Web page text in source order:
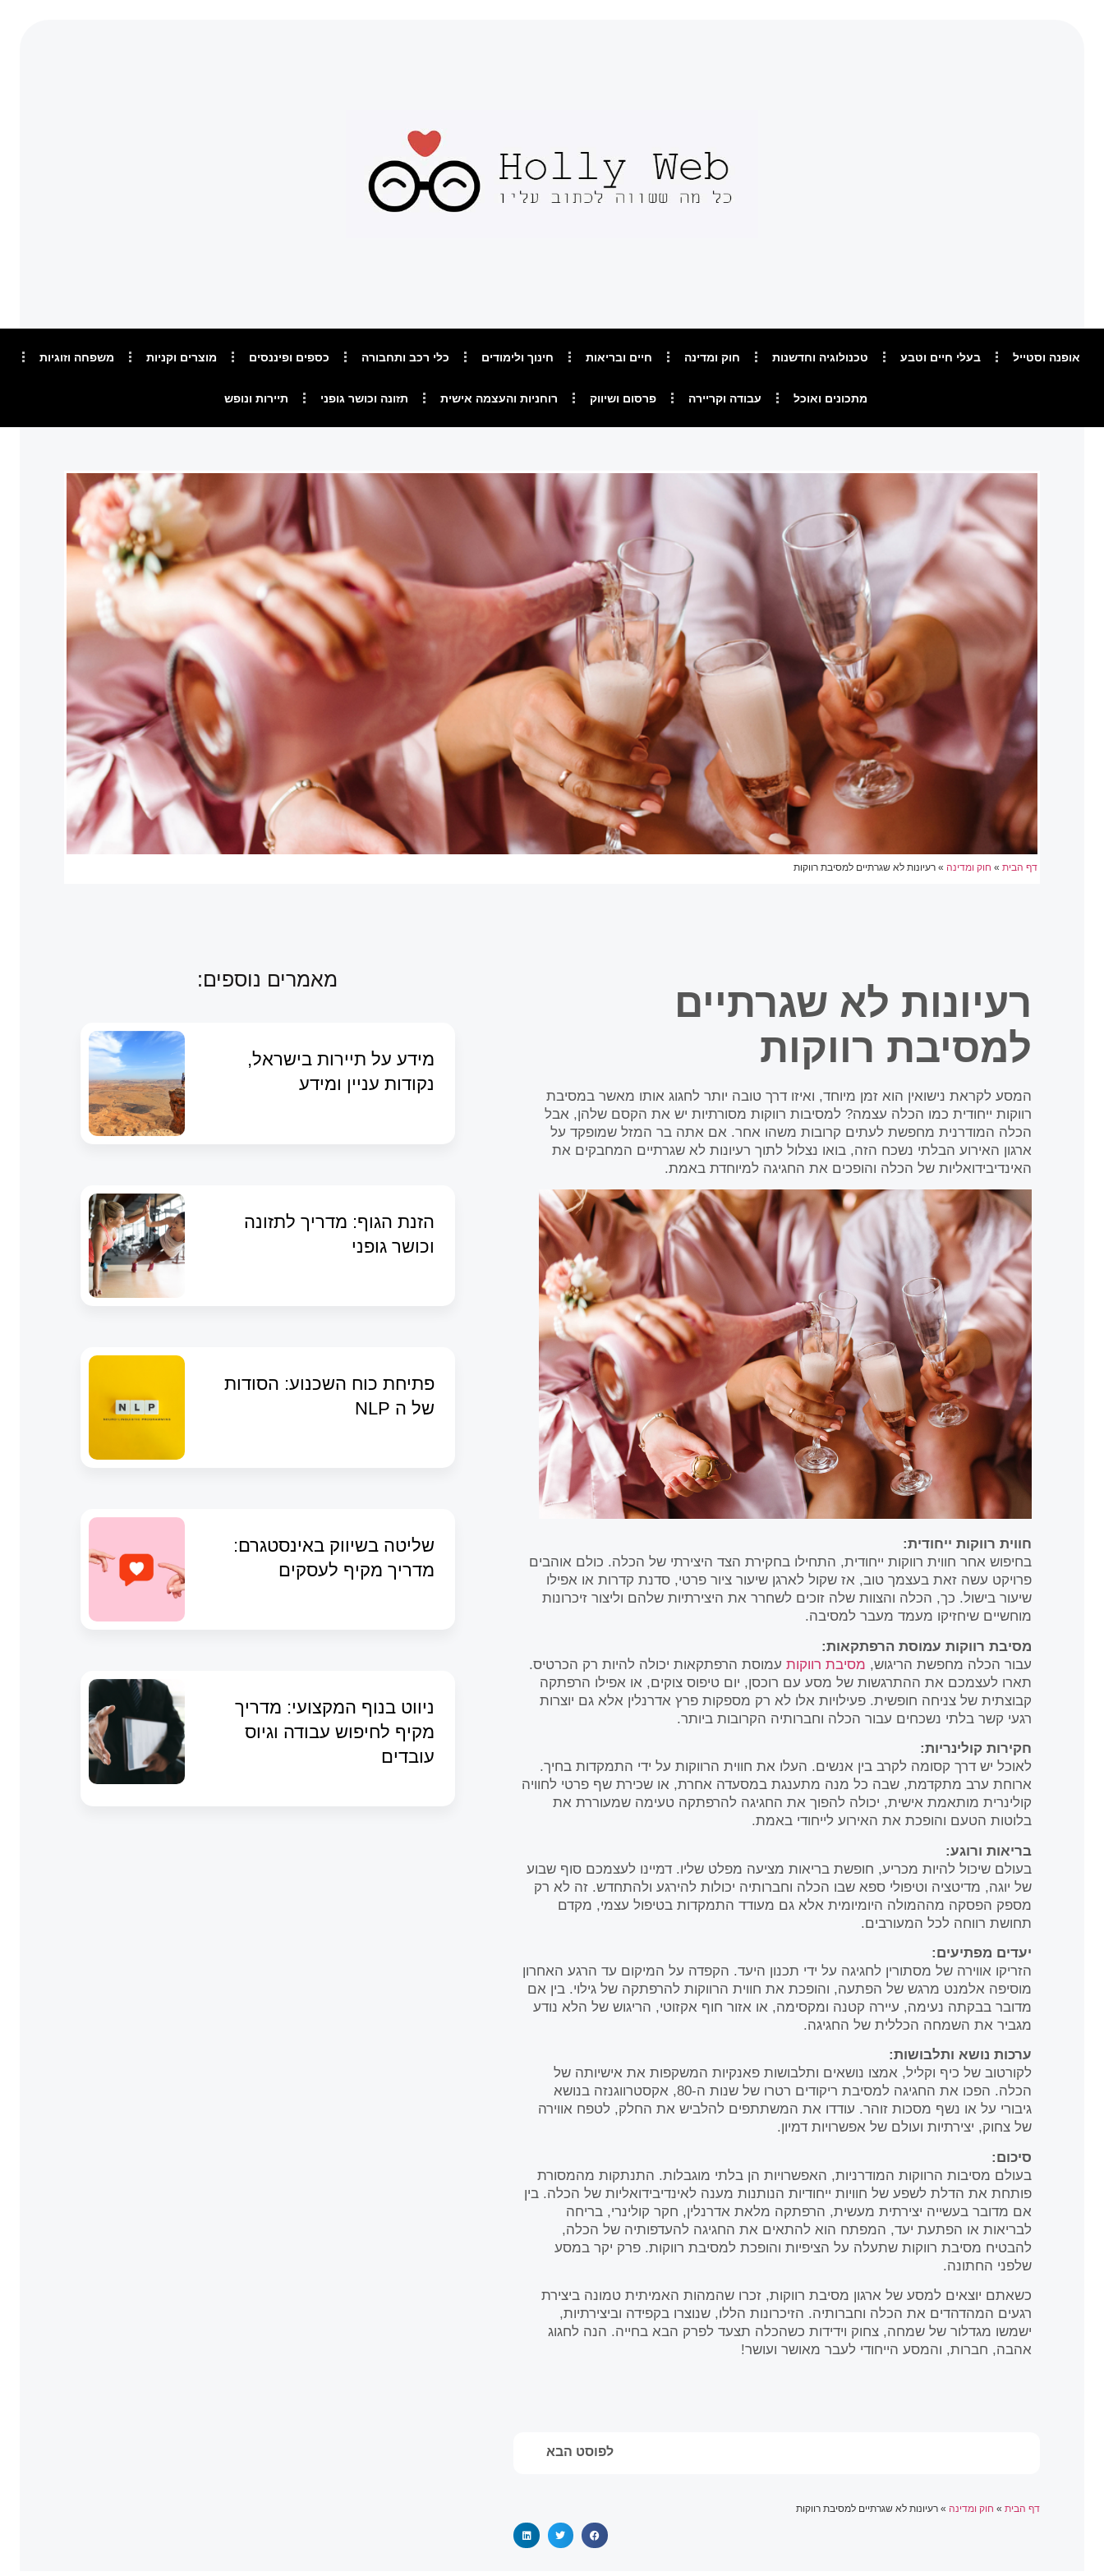
אופנה וסטייל בעלי חיים וטבע טכנולוגיה וחדשנות חוק ומדינה חיים ובריאות חינוך ולימודים כלי רכב ותחבורה כספים ופיננסים מוצרים וקניות משפחה וזוגיות
מתכונים ואוכל עבודה וקריירה פרסום ושיווק רוחניות והעצמה אישית תזונה וכושר גופני תיירות ונופש
דף הבית» חוק ומדינה » רעיונות לא שגרתיים למסיבת רווקות
רעיונות לא שגרתיים
למסיבת רווקות
המסע לקראת נישואין הוא זמן מיוחד, ואיזו דרך טובה יותר לחגוג אותו מאשר במסיבת
רווקות ייחודית כמו הכלה עצמה? למסיבות רווקות מסורתיות יש את הקסם שלהן, אבל
הכלה המודרנית מחפשת לעתים קרובות משהו אחר. אם אתה בר המזל שמופקד על
ארגון האירוע הבלתי נשכח הזה, בואו נצלול לתוך רעיונות לא שגרתיים המחבקים את
האינדיבידואליות של הכלה והופכים את החגיגה למיוחדת באמת.
חווית רווקות ייחודית:
בחיפוש אחר חווית רווקות ייחודית, התחילו בחקירת הצד היצירתי של הכלה. כולם אוהבים
פרויקט עשה זאת בעצמך טוב, אז שקול לארגן שיעור ציור פרטי, סדנת קדרות או אפילו
שיעור בישול. כך, הכלה והצוות שלה זוכים לשחרר את היצירתיות שלהם וליצור זיכרונות
מוחשיים שיחזיקו מעמד מעבר למסיבה.
מסיבת רווקות עמוסת הרפתקאות:
עבור הכלה מחפשת הריגוש, מסיבת רווקותעמוסת הרפתקאות יכולה להיות רק הכרטיס.
תארו לעצמכם את ההתרגשות של מסע עם רוכסן, יום טיפוס צוקים, או אפילו הרפתקה
קבוצתית של צניחה חופשית. פעילויות אלו לא רק מספקות פרץ אדרנלין אלא גם יוצרות
רגעי קשר בלתי נשכחים עבור הכלה וחברותיה הקרובות ביותר.
חקירות קולינריות:
לאוכל יש דרך קסומה לקרב בין אנשים. העלו את חווית הרווקות על ידי התמקדות בחיך.
ארוחת ערב מתקדמת, שבה כל מנה מתענגת במסעדה אחרת, או שכירת שף פרטי לחוויה
קולינרית מותאמת אישית, יכולה להפוך את החגיגה להרפתקה טעימה שמעוררת את
בלוטות הטעם והופכת את האירוע לייחודי באמת.
בריאות ורוגע:
בעולם שיכול להיות מכריע, חופשת בריאות מציעה מפלט שליו. דמיינו לעצמכם סוף שבוע
של יוגה, מדיטציה וטיפולי ספא שבו הכלה וחברותיה יכולות להירגע ולהתחדש. זה לא רק
מספק הפסקה מההמולה היומיומית אלא גם מעודד התמקדות בטיפול עצמי, מקדם
תחושת רווחה לכל המעורבים.
יעדים מפתיעים:
הזריקו אווירה של מסתורין לחגיגה על ידי תכנון היעד. הקפדה על המיקום עד הרגע האחרון
מוסיפה אלמנט מרגש של הפתעה, והופכת את חווית הרווקות להרפתקה של גילוי. בין אם
מדובר בבקתה נעימה, עיירה קטנה ומקסימה, או אזור חוף אקזוטי, הריגוש של הלא נודע
מגביר את השמחה הכללית של החגיגה.
ערכות נושא ותלבושות:
לקורטוב של כיף וקליל, אמצו נושאים ותלבושות פאנקיות המשקפות את אישיותה של
הכלה. הפכו את החגיגה למסיבת ריקודים רטרו של שנות ה-80, אקסטרווגנזה בנושא
גיבורי על או נשף מסכות זוהר. עודדו את המשתתפים להלביש את החלק, לטפח אווירה
של צחוק, יצירתיות ועולם של אפשרויות דמיון.
סיכום:
בעולם מסיבות הרווקות המודרניות, האפשרויות הן בלתי מוגבלות. התנתקות מהמסורת
פותחת את הדלת לשפע של חוויות ייחודיות הנותנות מענה לאינדיבידואליות של הכלה. בין
אם מדובר בעשייה יצירתית מעשית, הרפתקה מלאת אדרנלין, חקר קולינרי, בריחה
לבריאות או הפתעת יעד, המפתח הוא להתאים את החגיגה להעדפותיה של הכלה,
להבטיח מסיבת רווקות שתעלה על הציפיות והופכת למסיבת רווקות. פרק יקר במסע
שלפני החתונה.
כשאתם יוצאים למסע של ארגון מסיבת רווקות, זכרו שהמהות האמיתית טמונה ביצירת
רגעים המהדהדים את הכלה וחברותיה. הזיכרונות הללו, שנוצרו בקפידה וביצירתיות,
ישמשו מגדלור של שמחה, צחוק וידידות כשהכלה תצעד לפרק הבא בחייה. הנה לחגוג
אהבה, חברות, והמסע הייחודי לעבר מאושר ועושר!
לפוסט הבא
דף הבית» חוק ומדינה » רעיונות לא שגרתיים למסיבת רווקות
מאמרים נוספים:
מידע על תיירות בישראל,
נקודות עניין ומידע
הזנת הגוף: מדריך לתזונה
וכושר גופני
פתיחת כוח השכנוע: הסודות
של ה NLP
שליטה בשיווק באינסטגרם:
מדריך מקיף לעסקים
ניווט בנוף המקצועי: מדריך
מקיף לחיפוש עבודה וגיוס
עובדים